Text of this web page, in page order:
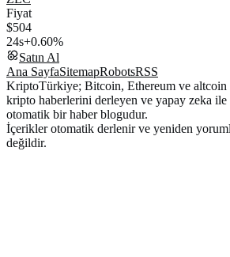
Fiyat
$504
24s+0.60%
Satın Al
Ana SayfaSitemapRobotsRSS
KriptoTürkiye; Bitcoin, Ethereum ve altcoin
kripto haberlerini derleyen ve yapay zeka
otomatik bir haber blogudur.
İçerikler otomatik derlenir ve yeniden
değildir.